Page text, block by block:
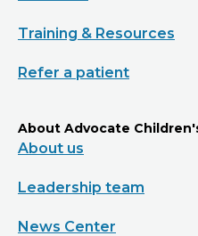
Training & Resources
Refer a patient
About Advocate
About us
Leadership team
News Center